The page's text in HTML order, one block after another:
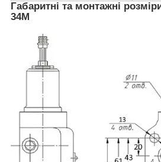
Габаритні та монтажні
34М